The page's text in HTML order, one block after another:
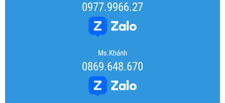
0977.9966.27
Ms.Khánh
0869.648.670